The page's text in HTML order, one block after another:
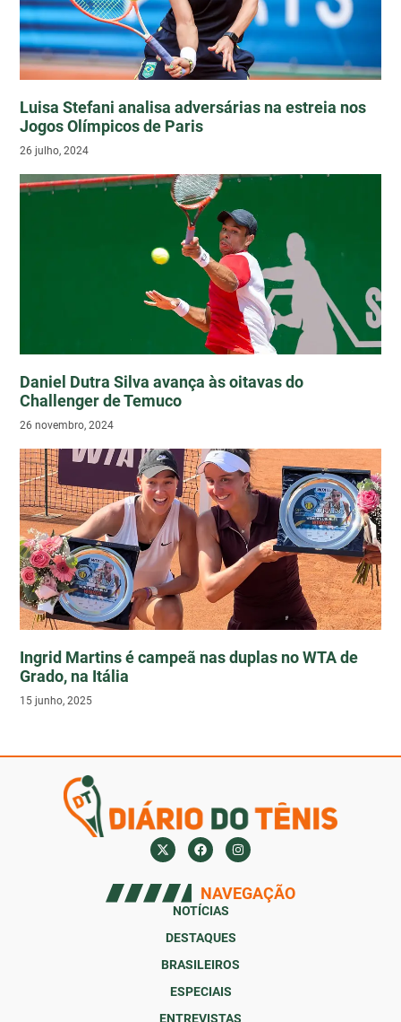
Luisa Stefani analisa adversárias na estreia nos
Jogos Olímpicos de Paris
26 julho, 2024
Daniel Dutra Silva avança às oitavas do
Challenger de Temuco
26 novembro, 2024
Ingrid Martins é campeã nas duplas no WTA de
Grado, na Itália
15 junho, 2025
NAVEGAÇÃO
NOTÍCIAS
DESTAQUES
BRASILEIROS
ESPECIAIS
ENTREVISTAS